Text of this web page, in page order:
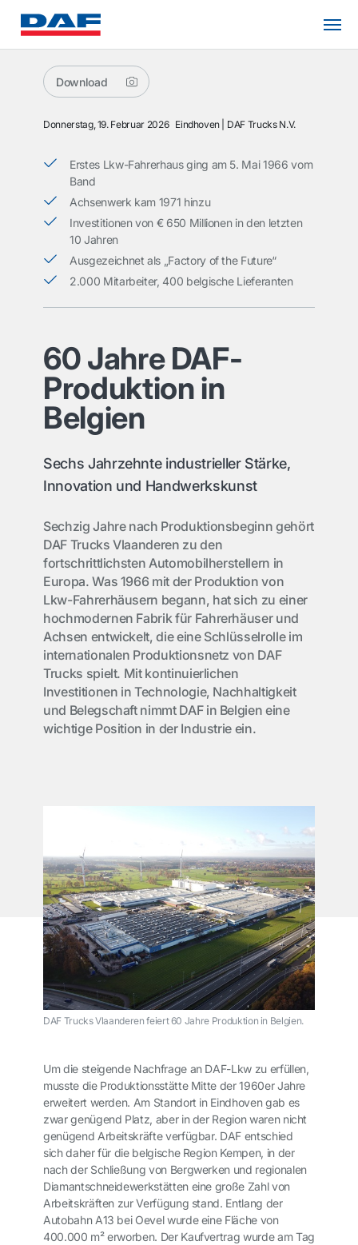
Download
Donnerstag, 19. Februar 2026 Eindhoven DAF Trucks N.V.
Erstes Lkw-Fahrerhaus ging am 5. Mai 1966 vom
Band
Achsenwerk kam 1971 hinzu
Investitionen von € 650 Millionen in den letzten
10 Jahren
Ausgezeichnet als „Factory of the Future“
2.000 Mitarbeiter, 400 belgische Lieferanten
60 Jahre DAF-
Produktion in
Belgien
Sechs Jahrzehnte industrieller Stärke,
Innovation und Handwerkskunst
Sechzig Jahre nach Produktionsbeginn gehört
DAF Trucks Vlaanderen zu den
fortschrittlichsten Automobilherstellern in
Europa. Was 1966 mit der Produktion von
Lkw-Fahrerhäusern begann, hat sich zu einer
hochmodernen Fabrik für Fahrerhäuser und
Achsen entwickelt, die eine Schlüsselrolle im
internationalen Produktionsnetz von DAF
Trucks spielt. Mit kontinuierlichen
Investitionen in Technologie, Nachhaltigkeit
und Belegschaft nimmt DAF in Belgien eine
wichtige Position in der Industrie ein.
DAF Trucks Vlaanderen feiert 60 Jahre Produktion in Belgien.
Um die steigende Nachfrage an DAF-Lkw zu erfüllen,
musste die Produktionsstätte Mitte der 1960er Jahre
erweitert werden. Am Standort in Eindhoven gab es
zwar genügend Platz, aber in der Region waren nicht
genügend Arbeitskräfte verfügbar. DAF entschied
sich daher für die belgische Region Kempen, in der
nach der Schließung von Bergwerken und regionalen
Diamantschneidewerkstätten eine große Zahl von
Arbeitskräften zur Verfügung stand. Entlang der
Autobahn A13 bei Oevel wurde eine Fläche von
400.000 m² erworben. Der Kaufvertrag wurde am Tag